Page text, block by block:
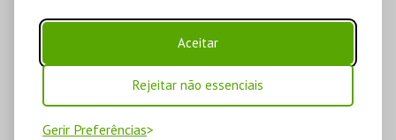
Aceitar
Rejeitar não essenciais
Gerir Preferências